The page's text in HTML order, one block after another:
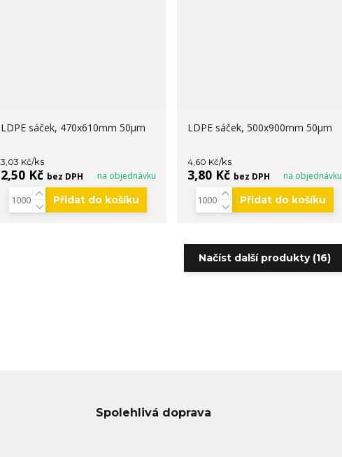
LDPE sáček, 470x610mm 50µm
3,03 Kč/ks
2,50 Kč bez DPH na objednávku
Přidat do košíku
LDPE sáček, 500x900mm 50µm
4,60 Kč/ks
3,80 Kč bez DPH na objednávku
Přidat do košíku
Načíst další produkty (16)
Spolehlivá doprava